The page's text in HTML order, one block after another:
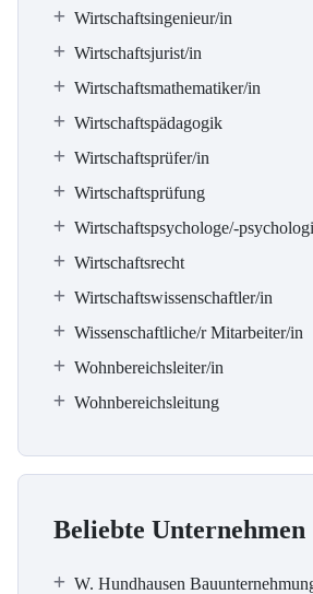
Wirtschaftsingenieur/in
Wirtschaftsjurist/in
Wirtschaftsmathematiker/in
Wirtschaftspädagogik
Wirtschaftsprüfer/in
Wirtschaftsprüfung
Wirtschaftspsychologe/-
Wirtschaftsrecht
Wirtschaftswissenschaftler/in
Wissenschaftliche/r Mitarbeiter/in
Wohnbereichsleiter/in
Wohnbereichsleitung
Beliebte Unternehmen
W. Hundhausen